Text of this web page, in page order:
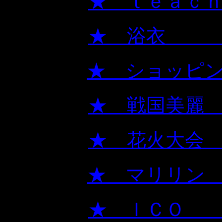
★
★ シ
★ 戦
★ 花
★ マ
★